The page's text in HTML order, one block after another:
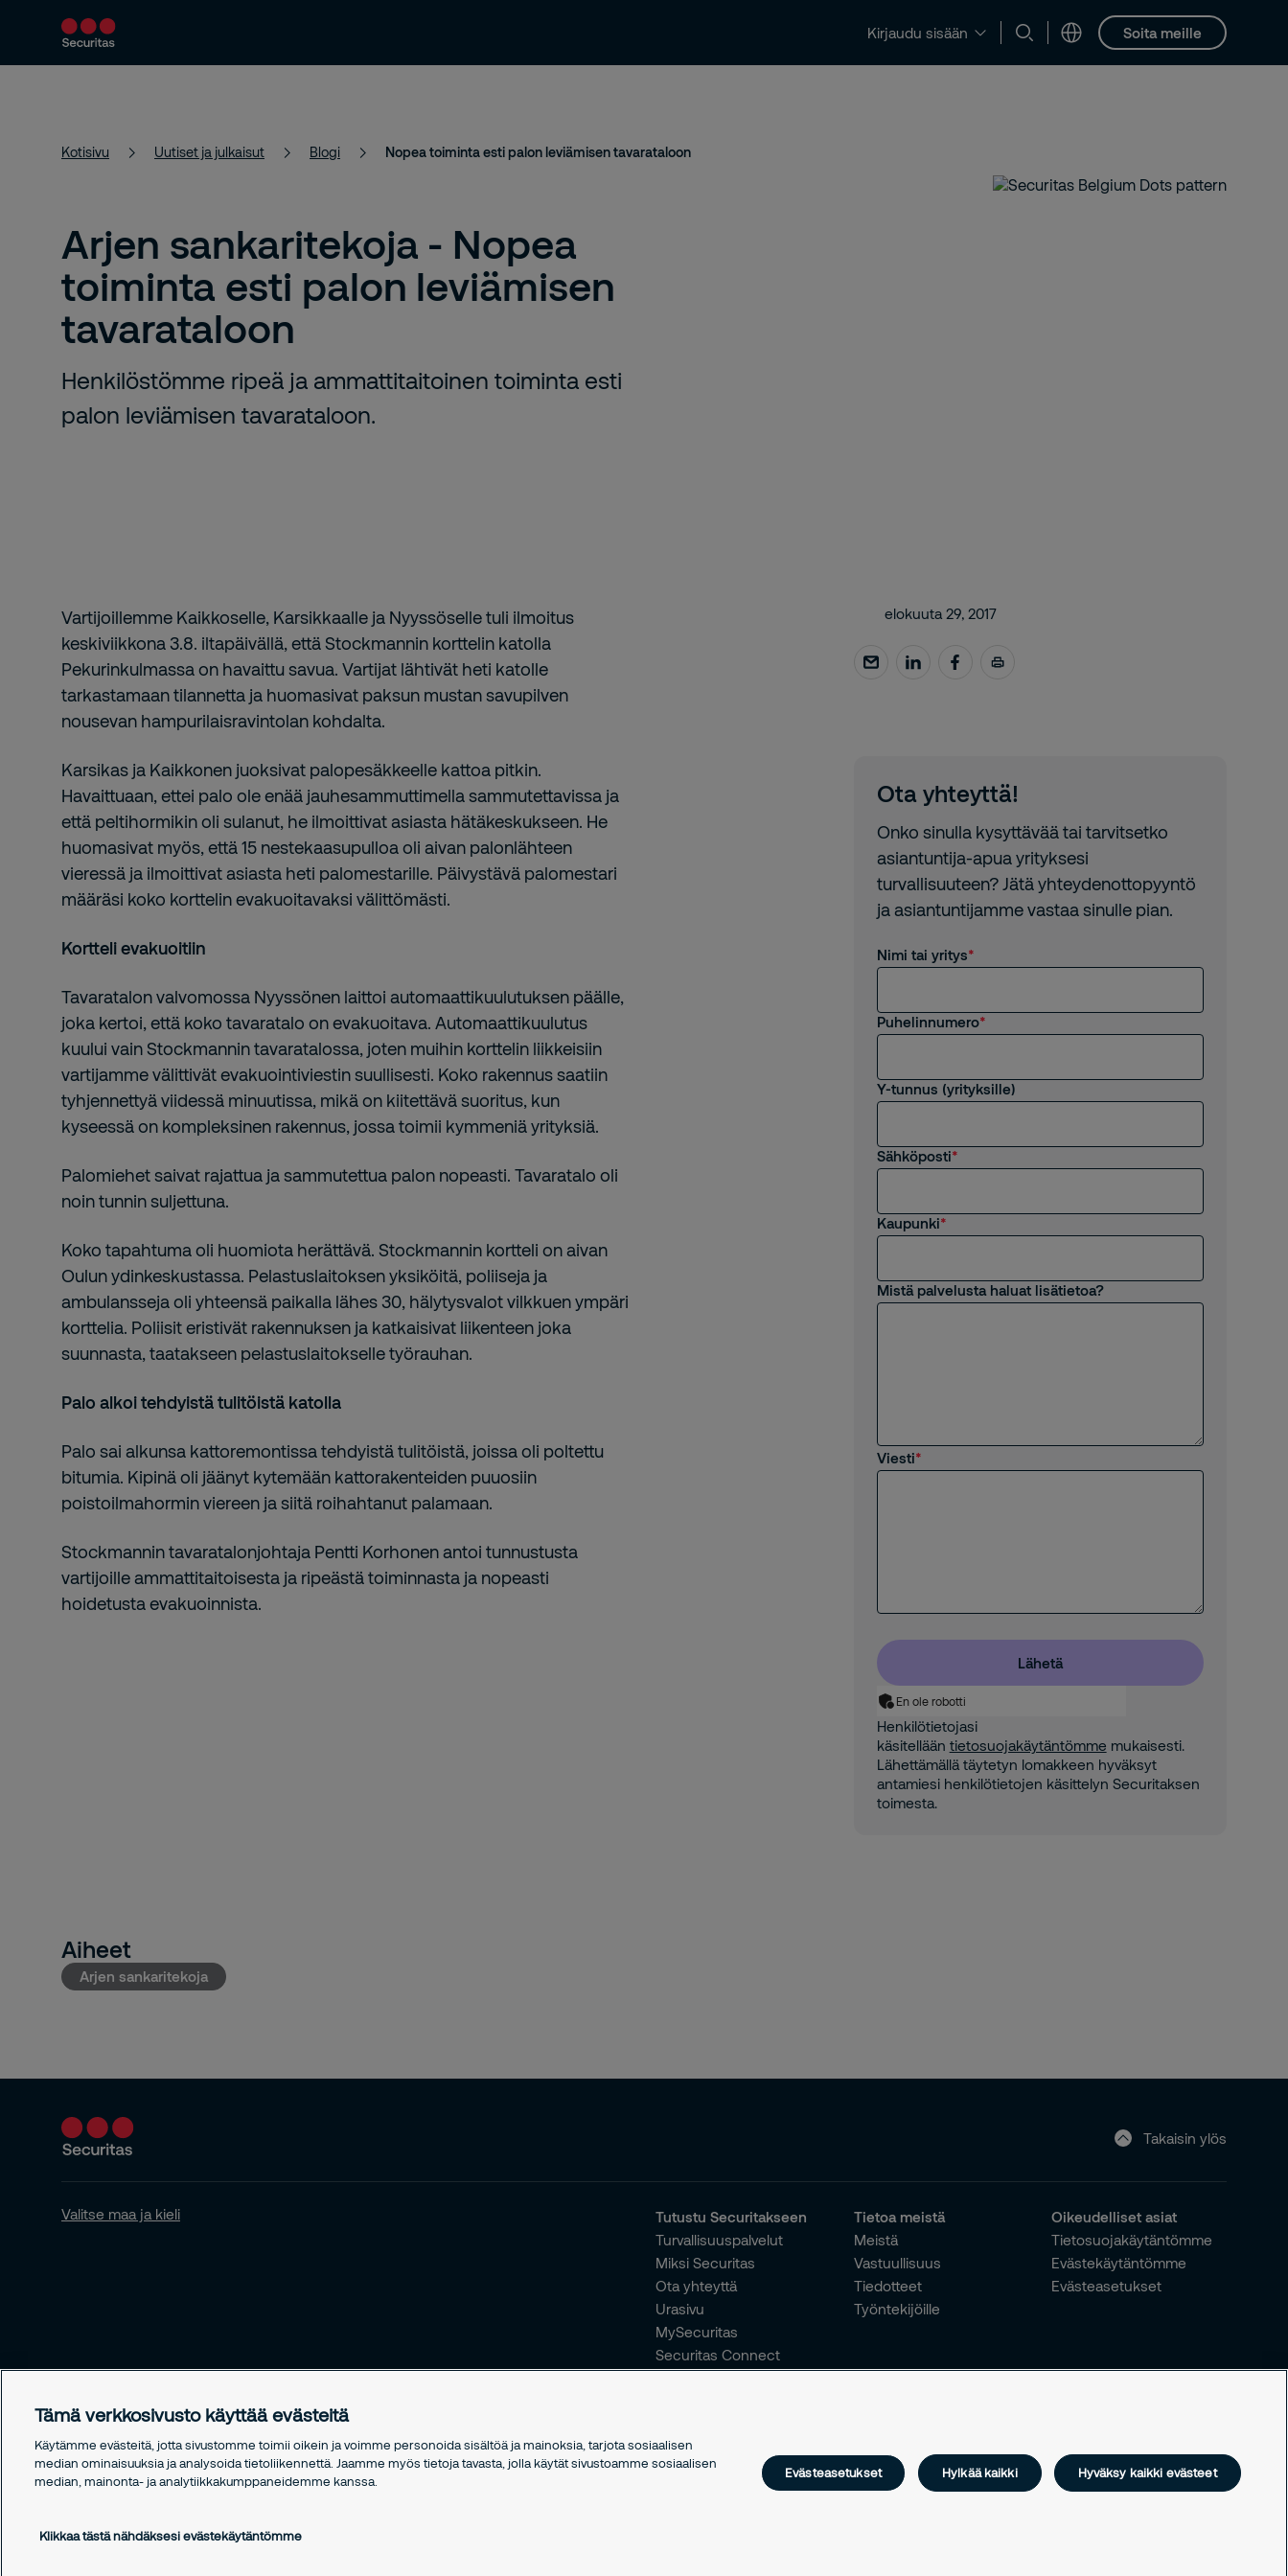
Kirjaudu sisään Soita meille
Turvallisuuspalvelut Ratkaisumme Uutiset ja julkaisut Yhteystiedot Urasivu
Kotisivu Uutiset ja julkaisut Blogi Nopea toiminta esti palon leviämisen tavarataloon
Arjen sankaritekoja - Nopea
toiminta esti palon leviämisen
tavarataloon
Henkilöstömme ripeä ja ammattitaitoinen toiminta esti
palon leviämisen tavarataloon.
Vartijoillemme Kaikkoselle, Karsikkaalle ja Nyyssöselle tuli ilmoitus
keskiviikkona 3.8. iltapäivällä, että Stockmannin korttelin katolla
Pekurinkulmassa on havaittu savua. Vartijat lähtivät heti katolle
tarkastamaan tilannetta ja huomasivat paksun mustan savupilven
nousevan hampurilaisravintolan kohdalta.
Karsikas ja Kaikkonen juoksivat palopesäkkeelle kattoa pitkin.
Havaittuaan, ettei palo ole enää jauhesammuttimella sammutettavissa ja
että peltihormikin oli sulanut, he ilmoittivat asiasta hätäkeskukseen. He
huomasivat myös, että 15 nestekaasupulloa oli aivan palonlähteen
vieressä ja ilmoittivat asiasta heti palomestarille. Päivystävä palomestari
määräsi koko korttelin evakuoitavaksi välittömästi.
Kortteli evakuoitiin
Tavaratalon valvomossa Nyyssönen laittoi automaattikuulutuksen päälle,
joka kertoi, että koko tavaratalo on evakuoitava. Automaattikuulutus
kuului vain Stockmannin tavaratalossa, joten muihin korttelin liikkeisiin
vartijamme välittivät evakuointiviestin suullisesti. Koko rakennus saatiin
tyhjennettyä viidessä minuutissa, mikä on kiitettävä suoritus, kun
kyseessä on kompleksinen rakennus, jossa toimii kymmeniä yrityksiä.
Palomiehet saivat rajattua ja sammutettua palon nopeasti. Tavaratalo oli
noin tunnin suljettuna.
Koko tapahtuma oli huomiota herättävä. Stockmannin kortteli on aivan
Oulun ydinkeskustassa. Pelastuslaitoksen yksiköitä, poliiseja ja
ambulansseja oli yhteensä paikalla lähes 30, hälytysvalot vilkkuen ympäri
korttelia. Poliisit eristivät rakennuksen ja katkaisivat liikenteen joka
suunnasta, taatakseen pelastuslaitokselle työrauhan.
Palo alkoi tehdyistä tulitöistä katolla
Palo sai alkunsa kattoremontissa tehdyistä tulitöistä, joissa oli poltettu
bitumia. Kipinä oli jäänyt kytemään kattorakenteiden puuosiin
poistoilmahormin viereen ja siitä roihahtanut palamaan.
Stockmannin tavaratalonjohtaja Pentti Korhonen antoi tunnustusta
vartijoille ammattitaitoisesta ja ripeästä toiminnasta ja nopeasti
hoidetusta evakuoinnista.
elokuuta 29, 2017
Ota yhteyttä!
Onko sinulla kysyttävää tai tarvitsetko
asiantuntija-apua yrityksesi
turvallisuuteen? Jätä yhteydenottopyyntö
ja asiantuntijamme vastaa sinulle pian.
Nimi tai yritys
Puhelinnumero
Y-tunnus (yrityksille)
Sähköposti
Kaupunki
Mistä palvelusta haluat lisätietoa?
Viesti
Lähetä
En ole robotti
Henkilötietojasi
käsitellään tietosuojakäytäntömme mukaisesti.
Lähettämällä täytetyn lomakkeen hyväksyt
antamiesi henkilötietojen käsittelyn Securitaksen
toimesta.
Aiheet
Arjen sankaritekoja
Takaisin ylös
Valitse maa ja kieli
Tutustu Securitakseen
Turvallisuuspalvelut
Miksi Securitas
Ota yhteyttä
Urasivu
MySecuritas
Securitas Connect
Tietoa meistä
Meistä
Vastuullisuus
Tiedotteet
Työntekijöille
Oikeudelliset asiat
Tietosuojakäytäntömme
Evästekäytäntömme
Evästeasetukset
Copyright © 2026 Securitas
Tämä verkkosivusto käyttää evästeitä
Käytämme evästeitä, jotta sivustomme toimii oikein ja voimme personoida sisältöä ja mainoksia, tarjota sosiaalisen
median ominaisuuksia ja analysoida tietoliikennettä. Jaamme myös tietoja tavasta, jolla käytät sivustoamme sosiaalisen
median, mainonta- ja analytiikkakumppaneidemme kanssa.
Klikkaa tästä nähdäksesi evästekäytäntömme
Evästeasetukset Hylkää kaikki Hyväksy kaikki evästeet